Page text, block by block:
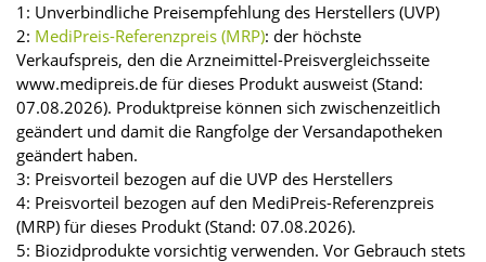
1: Unverbindliche Preisempfehlung des Herstellers (UVP)
2: MediPreis-Referenzpreis (MRP): der höchste
Verkaufspreis, den die Arzneimittel-Preisvergleichsseite
www.medipreis.de für dieses Produkt ausweist (Stand:
07.08.2026). Produktpreise können sich zwischenzeitlich
geändert und damit die Rangfolge der Versandapotheken
geändert haben.
3: Preisvorteil bezogen auf die UVP des Herstellers
4: Preisvorteil bezogen auf den MediPreis-Referenzpreis
(MRP) für dieses Produkt (Stand: 07.08.2026).
5: Biozidprodukte vorsichtig verwenden. Vor Gebrauch stets